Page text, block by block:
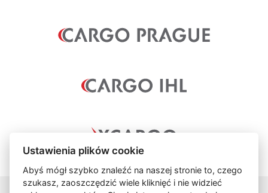
Ustawienia plików cookie
Abyś mógł szybko znaleźć na naszej stronie to, czego
szukasz, zaoszczędzić wiele kliknięć i nie widzieć